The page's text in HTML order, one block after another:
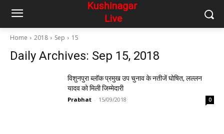
Home 2018 Sep 15
Daily Archives: Sep 15, 2018
विशुनपुरा ब्लॉक प्रमुख उप चुनाव के नतीजें घोषित, लल्लन
यादव को मिली जिम्मेदारी
Prabhat - 15/09/2018 0